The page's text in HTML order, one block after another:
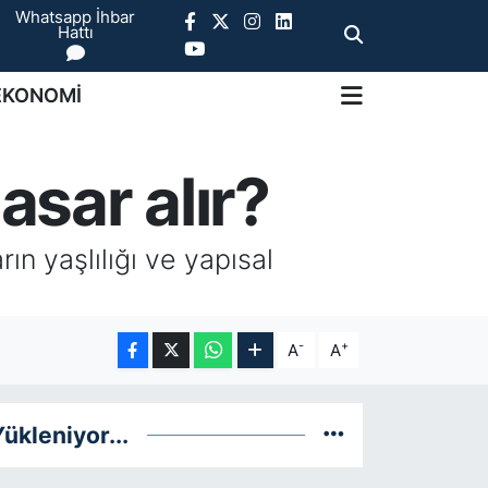
Whatsapp İhbar
Hattı
alır?
yaşlılığı ve yapısal
A- A+